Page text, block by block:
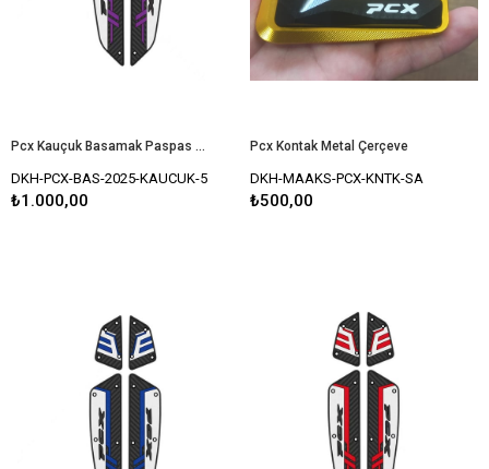
Pcx Kauçuk Basamak Paspas Set 2025 Uyumlu MOR
DKH-PCX-BAS-2025-KAUCUK-5
₺1.000,00
Pcx Kontak Metal Çerçeve
DKH-MAAKS-PCX-KNTK-SA
₺500,00